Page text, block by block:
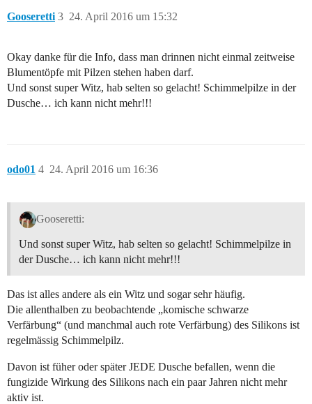
Gooseretti 24. April 2016 um 15:32
3
Okay danke für die Info, dass man drinnen nicht einmal zeitweise
Blumentöpfe mit Pilzen stehen haben darf.
Und sonst super Witz, hab selten so gelacht! Schimmelpilze in der
Dusche… ich kann nicht mehr!!!
odo01 24. April 2016 um 16:36
4
Gooseretti:
Und sonst super Witz, hab selten so gelacht! Schimmelpilze in
der Dusche… ich kann nicht mehr!!!
Das ist alles andere als ein Witz und sogar sehr häufig.
Die allenthalben zu beobachtende „komische schwarze
Verfärbung“ (und manchmal auch rote Verfärbung) des Silikons ist
regelmässig Schimmelpilz.
Davon ist füher oder später JEDE Dusche befallen, wenn die
fungizide Wirkung des Silikons nach ein paar Jahren nicht mehr
aktiv ist.